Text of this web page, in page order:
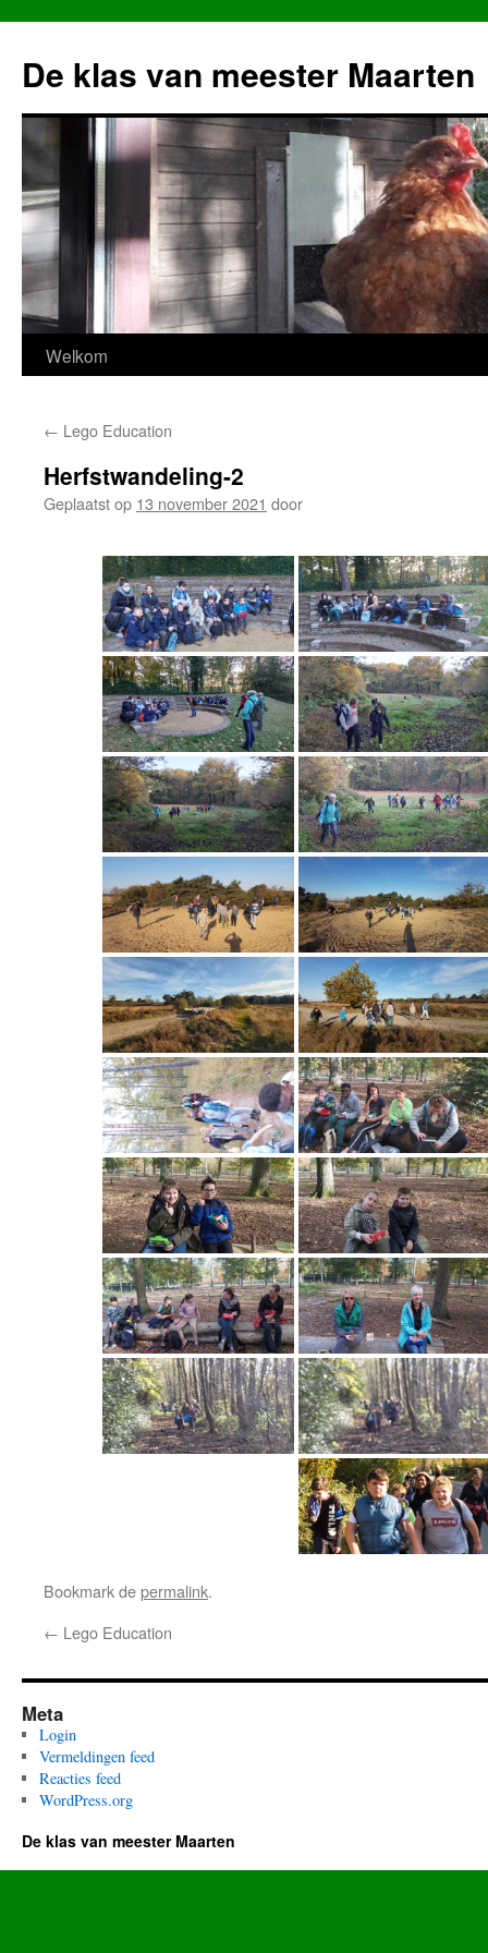
de
inhoud
De klas van meester Maarten
Welkom
← Lego Education
Herfstwandeling-2
Geplaatst op 13 november 2021 door
Bookmark depermalink.
← Lego Education
Meta
Login
Vermeldingen feed
Reacties feed
WordPress.org
De klas van meester Maarten